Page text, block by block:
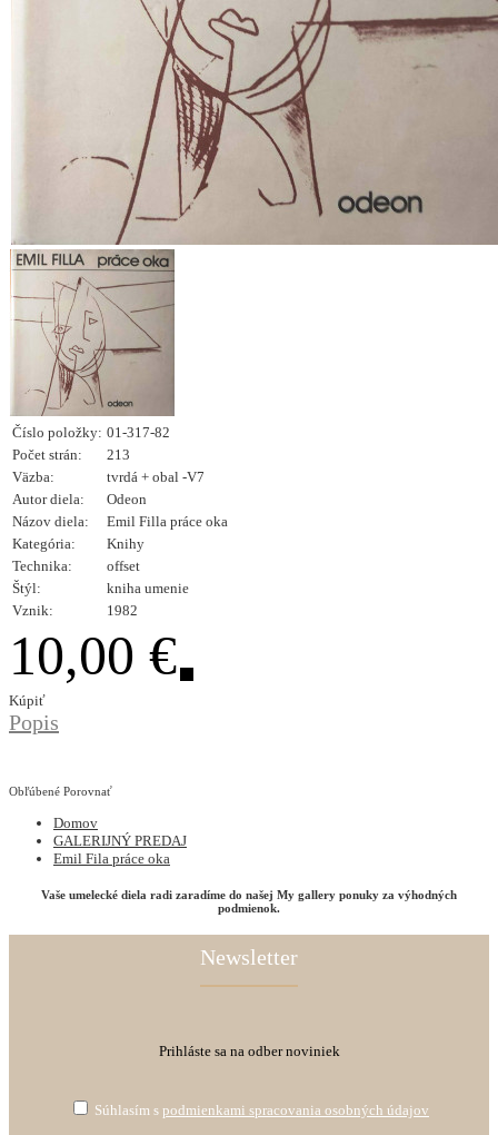
Číslo položky: 01-317-82
Počet strán:
213
Väzba:
tvrdá + obal -V7
Autor diela:
Odeon
Názov diela:
Emil Filla práce oka
Kategória:
Knihy
Technika:
offset
Štýl:
kniha umenie
Vznik:
1982
10,00 €
Kúpiť
Popis
Obľúbené Porovnať
Domov
GALERIJNÝ PREDAJ
Emil Fila práce oka
Vaše umelecké diela radi zaradíme do našej My gallery ponuky za výhodných
podmienok.
Newsletter
Prihláste sa na odber noviniek
Súhlasím s podmienkami spracovania osobných údajov